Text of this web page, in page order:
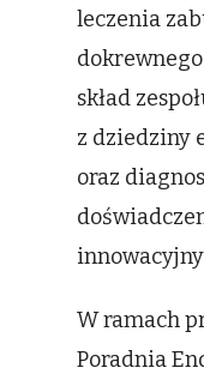
leczenia
skład
z dziedziny
oraz
W ramach
Poradnia